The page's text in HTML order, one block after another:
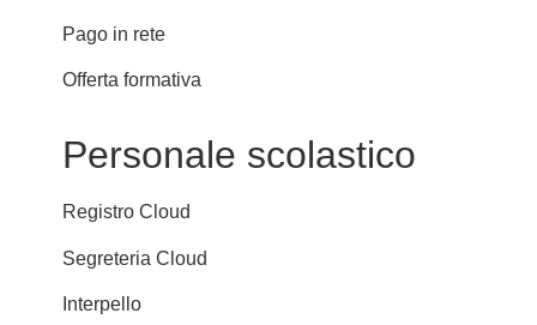
Pago in rete
Offerta formativa
Personale scolastico
Registro Cloud
Segreteria Cloud
Interpello